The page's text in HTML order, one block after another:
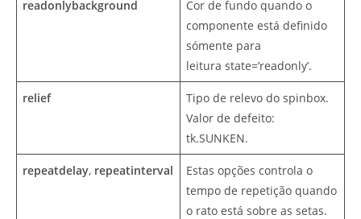
readonlybackground
Cor de fundo quando o
componente está definido
sómente para
leitura state=’readonly’.
relief
Tipo de relevo do spinbox.
Valor de defeito:
tk.SUNKEN.
repeatdelay, repeatinterval
Estas opções controla o
tempo de repetição quando
o rato está sobre as setas.